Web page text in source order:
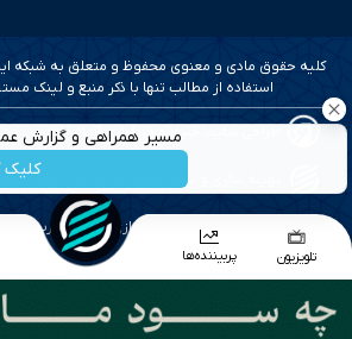
مسیر همراهی و گزارش
کلیه حقوق مادی و معنوی محفوظ و متعلق به شبکه
استفاده از مطالب تنها با ذکر منبع و لینک
طراحی سایت خبری و خبرگزاری آسام
بهینه سازی و سئو؛ گروه رسانه ای دنیای
طراحی گرافیک و پیاده سازی؛ برآیند تجربه
تلویزیون پربیننده‌ها